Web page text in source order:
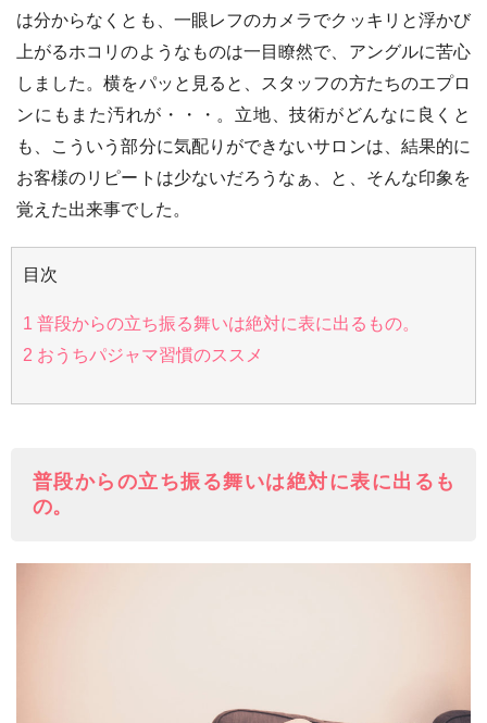
は分からなくとも、一眼レフのカメラでクッキリと浮かび
上がるホコリのようなものは一目瞭然で、アングルに苦心
しました。横をパッと見ると、スタッフの方たちのエプロ
ンにもまた汚れが・・・。立地、技術がどんなに良くと
も、こういう部分に気配りができないサロンは、結果的に
お客様のリピートは少ないだろうなぁ、と、そんな印象を
覚えた出来事でした。
目次
1 普段からの立ち振る舞いは絶対に表に出るもの。
2 おうちパジャマ習慣のススメ
普段からの立ち振る舞いは絶対に表に出るも
の。